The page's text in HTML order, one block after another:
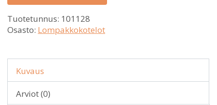
Tuotetunnus: 101128
Osasto: Lompakkokotelot
Kuvaus
Arviot (0)